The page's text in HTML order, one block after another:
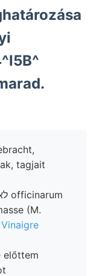
tagjait
előttem